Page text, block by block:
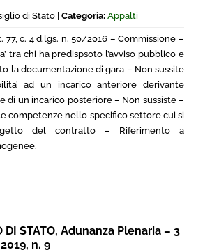
di Stato | Categoria: Appalti
77, c. 4 d.lgs. n. 50/2016 – Commissione –
tra chi ha predispsoto l’avviso pubblico e
la documentazione di gara – Non sussite
ad un incarico anteriore derivante
di un incarico posteriore – Non sussiste –
competenze nello specifico settore cui si
del contratto – Riferimento a
DI STATO, Adunanza Plenaria – 3
n. 9